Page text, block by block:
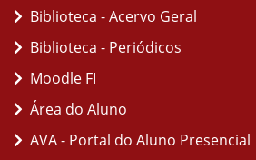
Biblioteca - Acervo Geral
Biblioteca - Periódicos
Moodle FI
Área do Aluno
AVA - Portal do Aluno Presencial